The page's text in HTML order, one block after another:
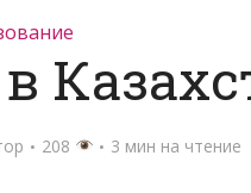
208 3 мин на чтение